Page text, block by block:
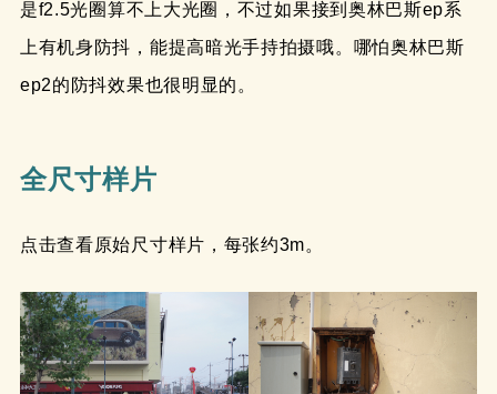
是f2.5光圈算不上大光圈，不过如果接到奥林巴斯ep系
上有机身防抖，能提高暗光手持拍摄哦。哪怕奥林巴斯
ep2的防抖效果也很明显的。
全尺寸样片
点击查看原始尺寸样片，每张约3m。